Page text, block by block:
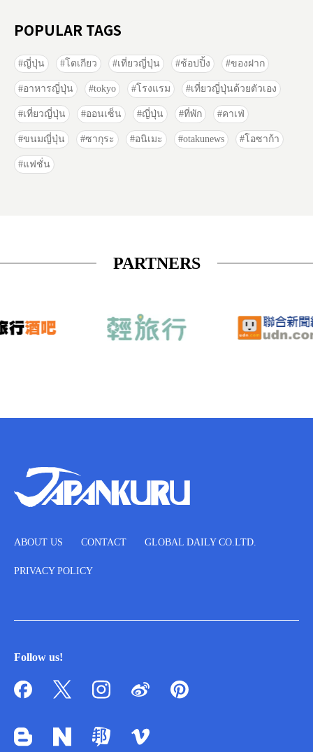
POPULAR TAGS
ญี่ปุ่น โตเกียว เที่ยวญี่ปุ่น ช้อปปิ้ง ของฝาก
อาหารญี่ปุ่น tokyo โรงแรม เที่ยวญี่ปุ่นด้วยตัวเอง
เที่ยวญี่ปุ่น ออนเซ็น ญี่ปุ่น ที่พัก คาเฟ่
ขนมญี่ปุ่น ซากุระ อนิเมะ otakunews โอซาก้า
แฟชั่น
PARTNERS
ABOUT US CONTACT GLOBAL DAILY CO.LTD.
PRIVACY POLICY
Follow us!